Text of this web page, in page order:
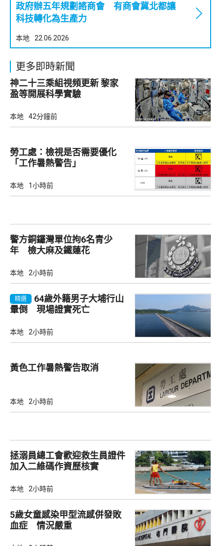
政府辦五年規劃諮商會 有商會冀北都讓
科技轉化為生產力
本地 22.06.2026
更多即時新聞
神二十三乘組視頻更新 黎家
盈等開展科學實驗
本地 42分鐘前
勞工處：檢視是否需要優化
「工作暑熱警告」
本地 1小時前
警方銅鑼灣單位拘6名青少
年 檢大麻及鐵蓮花
本地 2小時前
精選
64歲外籍男子大埔行山
暈倒 現場證實死亡
本地 2小時前
黃色工作暑熱警告取消
本地 2小時前
拯溺員總工會歡迎救生員證件
加入二維碼作資歷核實
本地 2小時前
5歲女童感染甲型流感併發敗
血症 情況嚴重